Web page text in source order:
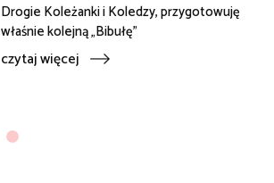
Drogie Koleżanki i Koledzy, przygotowuję
właśnie kolejną „Bibułę”
czytaj więcej